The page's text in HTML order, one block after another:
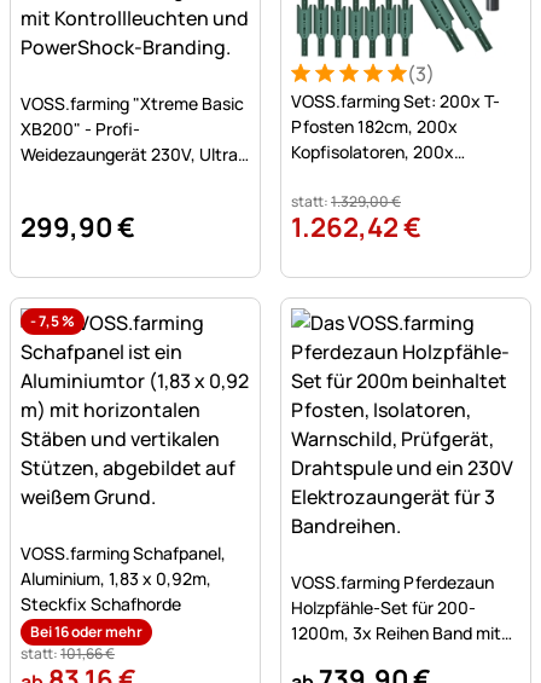
Noch keine Bewertungen abgegeben
VOSS.farming "Xtreme Basic
XB200" - Profi-
Weidezaungerät 230V, Ultra
299,90€
Bewertung: 5 von 5 (3
3 Bewertungen
(3)
VOSS.farming Set: 200x T-
Pfosten 182cm, 200x
Kopfisolatoren, 200x
Handramme
statt:1.329,00€
1.262,42€
-7,5%
Noch keine Bewertungen abgegeben
VOSS.farming Schafpanel,
Aluminium, 1,83 x 0,92m,
Steckfix Schafhorde
Bei 16 oder mehr
statt:101,66€
VOSS.farming Pferdezaun
Holzpfähle-Set für 200-
1200m, 3x Reihen Band mit